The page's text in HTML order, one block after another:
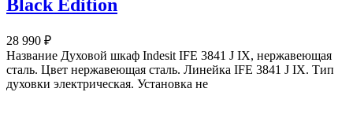
Black Еdition
28 990 ₽
Название Духовой шкаф Indesit IFE 3841 J IX, нержавеющая
сталь. Цвет нержавеющая сталь. Линейка IFE 3841 J IX. Тип
духовки электрическая. Установка не